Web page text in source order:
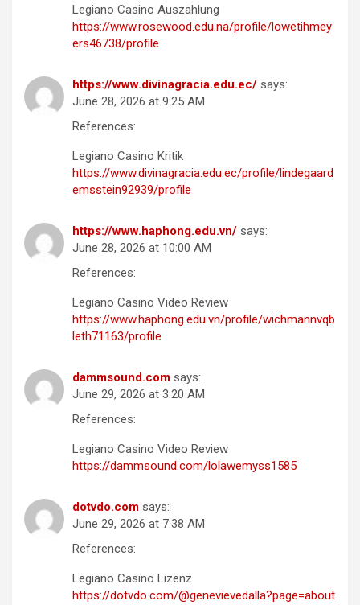
Legiano Casino Auszahlung
https://www.rosewood.edu.na/profile/lowetihmey
ers46738/profile
https://www.divinagracia.edu.ec/ says:
June 28, 2026 at 9:25 AM
References:
Legiano Casino Kritik
https://www.divinagracia.edu.ec/profile/lindegaard
emsstein92939/profile
https://www.haphong.edu.vn/ says:
June 28, 2026 at 10:00 AM
References:
Legiano Casino Video Review
https://www.haphong.edu.vn/profile/wichmannvqb
leth71163/profile
dammsound.com says:
June 29, 2026 at 3:20 AM
References:
Legiano Casino Video Review
https://dammsound.com/lolawemyss1585
dotvdo.com says:
June 29, 2026 at 7:38 AM
References:
Legiano Casino Lizenz
https://dotvdo.com/@genevievedalla?page=about